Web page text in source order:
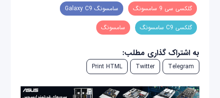
گلکسی سی 9 سامسونگ سامسونگ Galaxy C9
گلکسی C9 سامسونگ سامسونگ
به اشتراک گذاری مطلب:
Telegram
Twitter
Print HTML